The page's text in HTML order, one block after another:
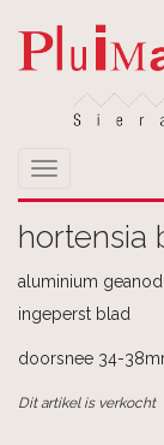
Toggle
navigation
hortensia
aluminium
ingeperst blad
doorsnee 34-
Dit artikel is verkocht